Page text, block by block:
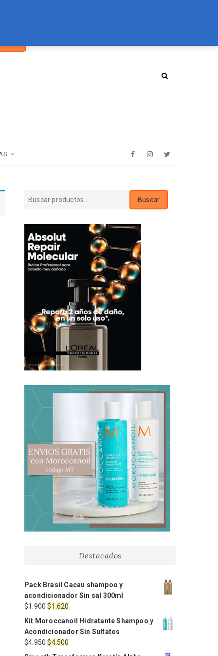
FacebookInstagram
Buscar
Destacados
Pack Brasil Cacau shampoo y
acondicionador Sin sal 300ml
$1.900El
original
era:
$1.900.
$1.620
precio
actual
es:
$1.620.
Kit Moroccanoil Hidratante Shampoo y
Acondicionador Sin Sulfatos
$4.950El
precio
$4.500
precio